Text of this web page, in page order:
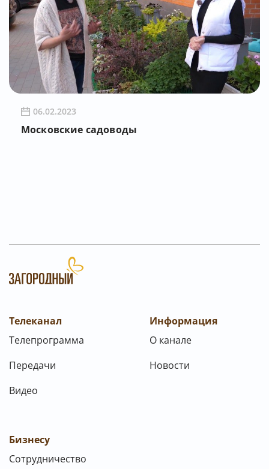
06.02.2023
Московские садоводы
Телеканал
Телепрограмма
Передачи
Видео
Информация
О канале
Новости
Бизнесу
Сотрудничество